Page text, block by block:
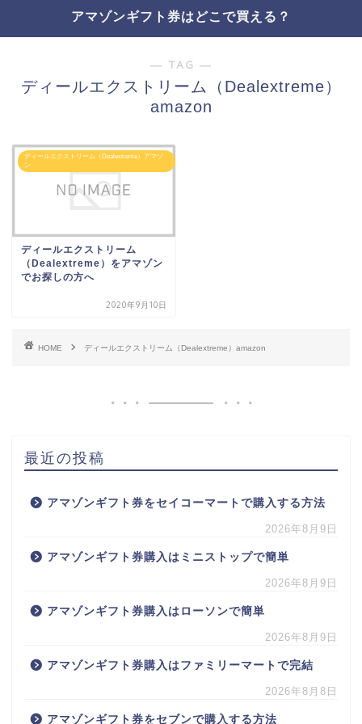
アマゾンギフト券はどこで買える？
― TAG ―
ディールエクストリーム（Dealextreme）
amazon
ディールエクストリーム（Dealextreme）アマゾ
ン
ディールエクストリーム
（Dealextreme）をアマゾン
でお探しの方へ
2020年9月10日
HOME ディールエクストリーム（Dealextreme）amazon
最近の投稿
アマゾンギフト券をセイコーマートで購入する方法
2026年8月9日
アマゾンギフト券購入はミニストップで簡単
2026年8月9日
アマゾンギフト券購入はローソンで簡単
2026年8月9日
アマゾンギフト券購入はファミリーマートで完結
2026年8月8日
アマゾンギフト券をセブンで購入する方法